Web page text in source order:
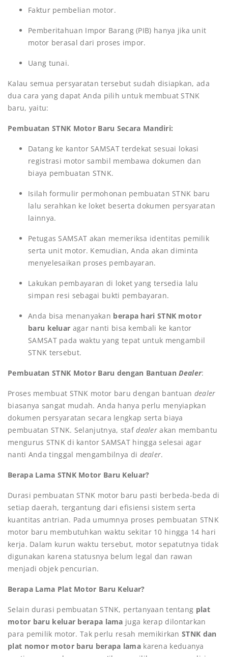
Faktur pembelian motor.
Pemberitahuan Impor Barang (PIB) hanya jika unit
motor berasal dari proses impor.
Uang tunai.
Kalau semua persyaratan tersebut sudah disiapkan, ada
dua cara yang dapat Anda pilih untuk membuat STNK
baru, yaitu:
Pembuatan STNK Motor Baru Secara Mandiri:
Datang ke kantor SAMSAT terdekat sesuai lokasi
registrasi motor sambil membawa dokumen dan
biaya pembuatan STNK.
Isilah formulir permohonan pembuatan STNK baru
lalu serahkan ke loket beserta dokumen persyaratan
lainnya.
Petugas SAMSAT akan memeriksa identitas pemilik
serta unit motor. Kemudian, Anda akan diminta
menyelesaikan proses pembayaran.
Lakukan pembayaran di loket yang tersedia lalu
simpan resi sebagai bukti pembayaran.
Anda bisa menanyakan berapa hari STNK motor
baru keluar agar nanti bisa kembali ke kantor
SAMSAT pada waktu yang tepat untuk mengambil
STNK tersebut.
Pembuatan STNK Motor Baru dengan BantuanDealer:
Proses membuat STNK motor baru dengan bantuan dealer
biasanya sangat mudah. Anda hanya perlu menyiapkan
dokumen persyaratan secara lengkap serta biaya
pembuatan STNK. Selanjutnya, stafdealerakan membantu
mengurus STNK di kantor SAMSAT hingga selesai agar
nanti Anda tinggal mengambilnya di dealer.
Berapa Lama STNK Motor Baru Keluar?
Durasi pembuatan STNK motor baru pasti berbeda-beda di
setiap daerah, tergantung dari efisiensi sistem serta
kuantitas antrian. Pada umumnya proses pembuatan STNK
motor baru membutuhkan waktu sekitar 10 hingga 14 hari
kerja. Dalam kurun waktu tersebut, motor sepatutnya tidak
digunakan karena statusnya belum legal dan rawan
menjadi objek pencurian.
Berapa Lama Plat Motor Baru Keluar?
Selain durasi pembuatan STNK, pertanyaan tentang plat
motor baru keluar berapa lama juga kerap dilontarkan
para pemilik motor. Tak perlu resah memikirkanSTNK dan
plat nomor motor baru berapa lamakarena keduanya